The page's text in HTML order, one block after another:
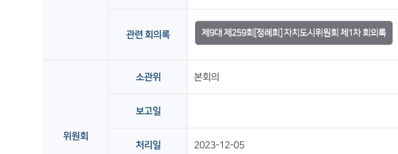
관련 회의록 제9대 제259회[정례회] 자치도시위원회 제1차 회의록
위원회
소관위 본회의
보고일
처리일 2023-12-05